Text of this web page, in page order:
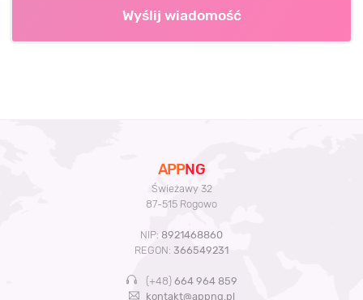
Wyślij wiadomość
APPNG
Świeżawy 32
87-515 Rogowo
NIP: 8921468860
REGON: 366549231
(+48) 664 964 859
kontakt@appng.pl